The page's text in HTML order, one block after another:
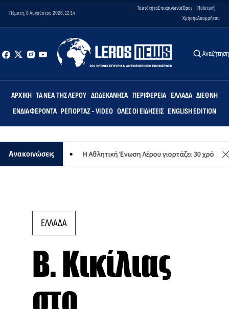
Πέμπτη, 6 Αυγούστου 2026, 12:14
ΤαυτότηταΕπικοινωνίαΌροι
Χρήσης
Πολιτική
Απορρήτου
Αναζήτηση
ΑΡΧΙΚΉ ΤΑ ΝΈΑ ΤΗΣ ΛΈΡΟΥ ΔΩΔΕΚΆΝΗΣΑ ΠΕΡΙΦΈΡΕΙΑ ΕΛΛΆΔΑ ΔΙΕΘΝΉ
ΕΝΔΙΑΦΈΡΟΝΤΑ ΡΕΠΟΡΤΆΖ - VIDEO ΌΛΕΣ ΟΙ ΕΙΔΉΣΕΙΣ ENGLISH EDITION
Ανακοινώσεις
σκοπό Η Αθλητική Ένωση Λέρου γιορτάζει 30 χρόνια
ΕΛΛΑΔΑ
Β. Κικίλιας
στο